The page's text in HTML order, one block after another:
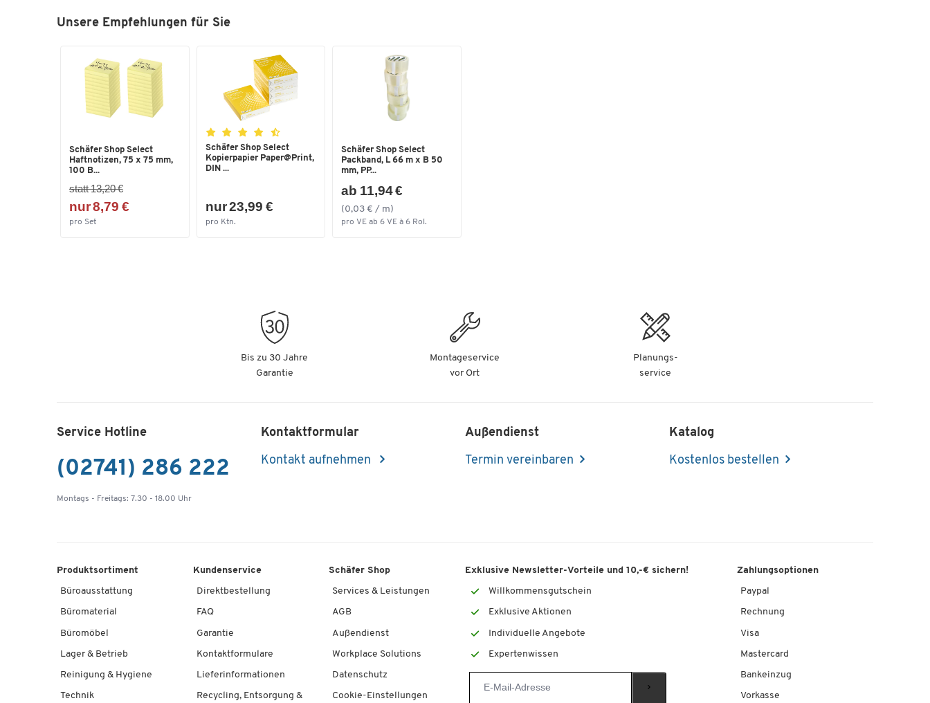
Unsere Empfehlungen für Sie
Schäfer Shop Select
Haftnotizen, 75 x 75 mm,
100 B...
statt 13,20 €
nur 8,79 €
pro Set
Schäfer Shop Select
Kopierpapier Paper@Print,
DIN ...
nur 23,99 €
pro Ktn.
Schäfer Shop Select
Packband, L 66 m x B 50
mm, PP...
ab 11,94 €
(0,03 € / m)
pro VE ab 6 VE à 6 Rol.
Bis zu 30 Jahre
Garantie
Montageservice
vor Ort
Planungs-
service
Service Hotline
(02741) 286 222
Montags - Freitags: 7.30 - 18.00 Uhr
Kontaktformular
Kontakt aufnehmen
Außendienst
Termin vereinbaren
Katalog
Kostenlos bestellen
Produktsortiment
Büroausstattung
Büromaterial
Büromöbel
Lager & Betrieb
Reinigung & Hygiene
Technik
Kundenservice
Direktbestellung
FAQ
Garantie
Kontaktformulare
Lieferinformationen
Recycling, Entsorgung &
Schäfer Shop
Services & Leistungen
AGB
Außendienst
Workplace Solutions
Datenschutz
Cookie-Einstellungen
Exklusive Newsletter-Vorteile und 10,-€ sichern!
Willkommensgutschein
Exklusive Aktionen
Individuelle Angebote
Expertenwissen
Zahlungsoptionen
Paypal
Rechnung
Visa
Mastercard
Bankeinzug
Vorkasse